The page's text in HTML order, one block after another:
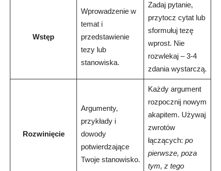
Wstęp
Wprowadzenie w
temat i
przedstawienie
tezy lub
stanowiska.
Zadaj pytanie,
przytocz cytat lub
sformułuj tezę
wprost. Nie
rozwlekaj – 3-4
zdania wystarczą.
Rozwinięcie
Argumenty,
przykłady i
dowody
potwierdzające
Twoje stanowisko.
Każdy argument
rozpocznij nowym
akapitem. Używaj
zwrotów
łączących: po
pierwsze, poza
tym, z tego